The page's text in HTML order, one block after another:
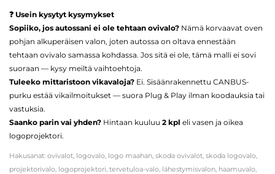
❓ Usein kysytyt kysymykset
Sopiiko, jos autossani ei ole tehtaan ovivalo? Nämä korvaavat oven
pohjan alkuperäisen valon, joten autossa on oltava ennestään
tehtaan ovivalo samassa kohdassa. Jos sitä ei ole, tämä malli ei sovi
suoraan — kysy meiltä vaihtoehtoja.
Tuleeko mittaristoon vikavaloja? Ei. Sisäänrakennettu CANBUS-
purku estää vikailmoitukset — suora Plug & Play ilman koodauksia tai
vastuksia.
Saanko parin vai yhden? Hintaan kuuluu 2 kpl eli vasen ja oikea
logoprojektori.
Hakusanat: ovivalot, logovalo, logo maahan, skoda ovivalot, skoda logovalo,
projektorivalo, logoprojektori, tervetuloa-valo, lähestymisvalon, haamuvalo,